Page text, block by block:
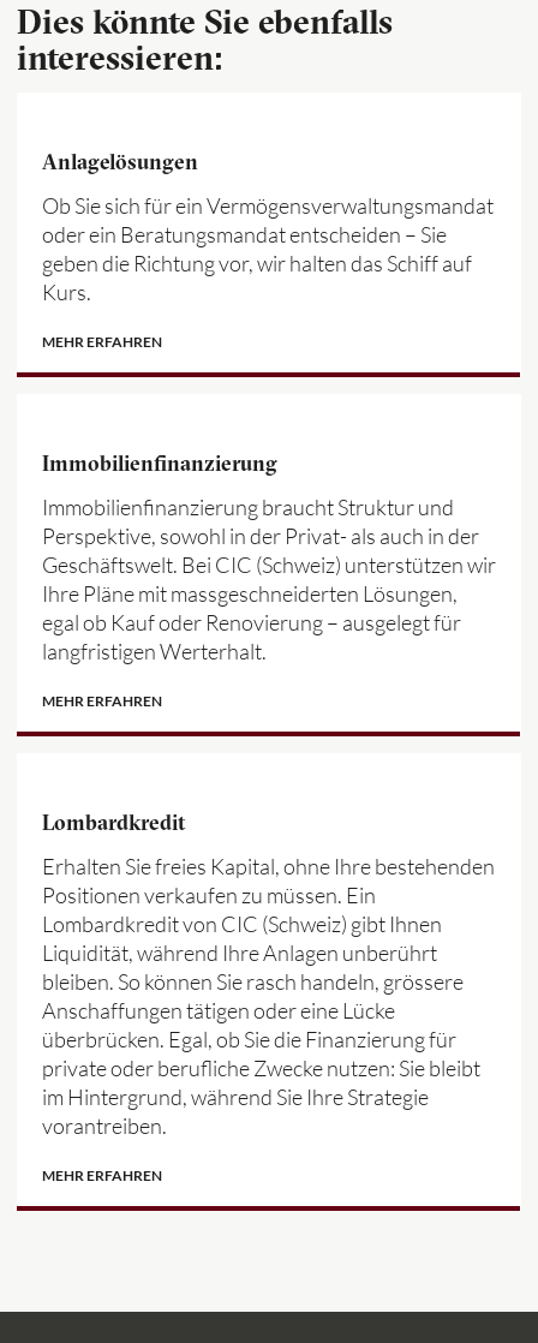
Dies könnte Sie ebenfalls
interessieren:
Anlagelösungen
Ob Sie sich für ein Vermögensverwaltungsmandat
oder ein Beratungsmandat entscheiden – Sie
geben die Richtung vor, wir halten das Schiff auf
Kurs.
MEHR ERFAHREN
Immobilienfinanzierung
Immobilienfinanzierung braucht Struktur und
Perspektive, sowohl in der Privat- als auch in der
Geschäftswelt. Bei CIC (Schweiz) unterstützen wir
Ihre Pläne mit massgeschneiderten Lösungen,
egal ob Kauf oder Renovierung – ausgelegt für
langfristigen Werterhalt.
MEHR ERFAHREN
Lombardkredit
Erhalten Sie freies Kapital, ohne Ihre bestehenden
Positionen verkaufen zu müssen. Ein
Lombardkredit von CIC (Schweiz) gibt Ihnen
Liquidität, während Ihre Anlagen unberührt
bleiben. So können Sie rasch handeln, grössere
Anschaffungen tätigen oder eine Lücke
überbrücken. Egal, ob Sie die Finanzierung für
private oder berufliche Zwecke nutzen: Sie bleibt
im Hintergrund, während Sie Ihre Strategie
vorantreiben.
MEHR ERFAHREN